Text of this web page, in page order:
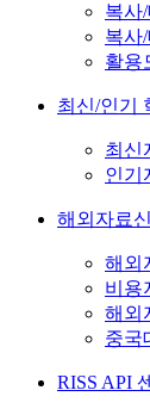
복사
복사
활용
최신/인기
최신
인기
해외자료
해외
비용
해외
중국
RISS API